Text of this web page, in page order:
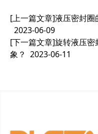
[上一篇文章]液压密封圈
2023-06-09
[下一篇文章]旋转液压密
象？ 2023-06-11